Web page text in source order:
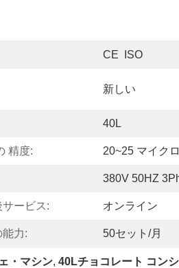
CE  ISO
新しい
40L
精度: 20~25 マイク
380V 50HZ
サービス: オンライン
力: 50セット/月
・マシン, 40Lチョコレート コン